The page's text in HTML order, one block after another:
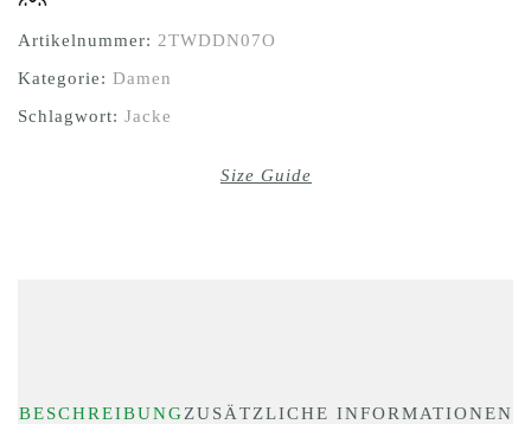
Artikelnummer: 2TWDDN07O
Kategorie: Damen
Schlagwort: Jacke
Size Guide
BESCHREIBUNGZUSÄTZLICHE INFORMATIONEN